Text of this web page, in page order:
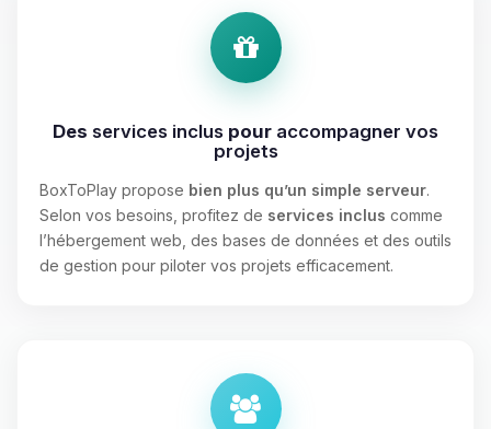
Des services inclus pour accompagner vos
projets
BoxToPlay propose bien plus qu’un simple serveur.
Selon vos besoins, profitez de services inclus comme
l’hébergement web, des bases de données et des outils
de gestion pour piloter vos projets efficacement.